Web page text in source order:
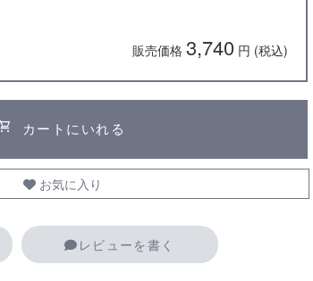
販売価格 3,740 円 (税込)
カートにいれる
お気に入り
レビューを書く